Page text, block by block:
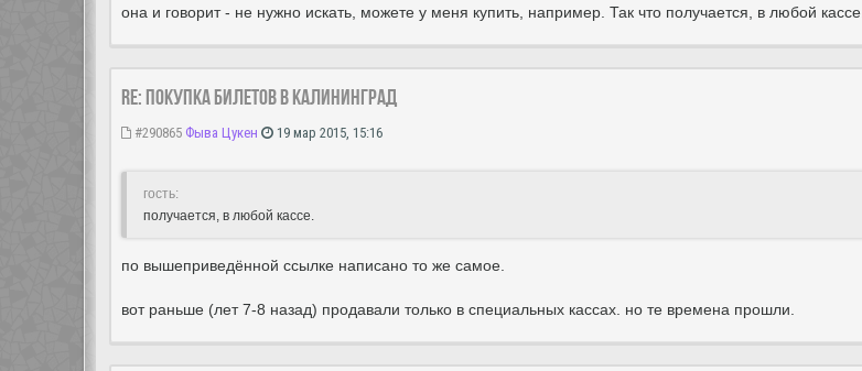
она и говорит - не нужно искать, можете у меня купить, например. Так что получается, в любой кассе.
Re: Покупка билетов в Калининград
#290865 Фыва Цукен 19 мар 2015, 15:16
гость:
получается, в любой кассе.
по вышеприведённой ссылке написано то же самое.
вот раньше (лет 7-8 назад) продавали только в специальных кассах. но те времена прошли.